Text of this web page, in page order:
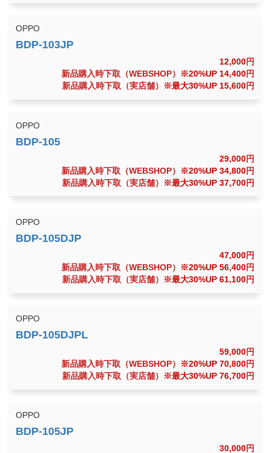
OPPO
12,000円
新品購入時下取（WEBSHOP）
※20%UP 14,400円
新品購入時下取（実店舗）
※最大30%UP 15,600円
OPPO
29,000円
新品購入時下取（WEBSHOP）
※20%UP 34,800円
新品購入時下取（実店舗）
※最大30%UP 37,700円
OPPO
47,000円
新品購入時下取（WEBSHOP）
※20%UP 56,400円
新品購入時下取（実店舗）
※最大30%UP 61,100円
OPPO
59,000円
新品購入時下取（WEBSHOP）
※20%UP 70,800円
新品購入時下取（実店舗）
※最大30%UP 76,700円
OPPO
30,000円